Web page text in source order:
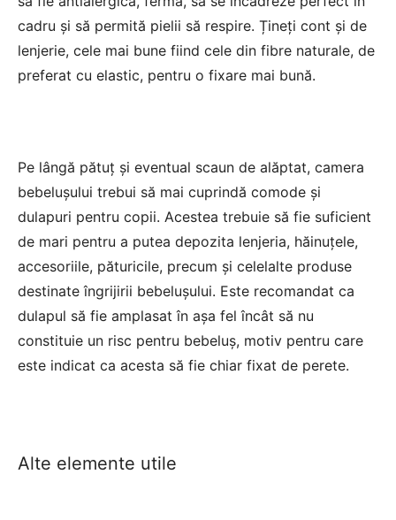
cadru și să permită pielii să respire. Țineți cont și de
lenjerie, cele mai bune fiind cele din fibre naturale, de
preferat cu elastic, pentru o fixare mai bună.
Pe lângă pătuț și eventual scaun de alăptat, camera
bebelușului trebui să mai cuprindă comode și
dulapuri pentru copii. Acestea trebuie să fie suficient
de mari pentru a putea depozita lenjeria, hăinuțele,
accesoriile, păturicile, precum și celelalte produse
destinate îngrijirii bebelușului. Este recomandat ca
dulapul să fie amplasat în așa fel încât să nu
constituie un risc pentru bebeluș, motiv pentru care
este indicat ca acesta să fie chiar fixat de perete.
Alte elemente utile